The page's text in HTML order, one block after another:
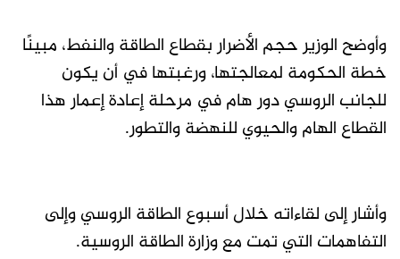
وأوضح الوزير حجم الأضرار بقطاع الطاقة والنفط، مبينًا
خطة الحكومة لمعالجتها، ورغبتها في أن يكون
للجانب الروسي دور هام في مرحلة إعادة إعمار هذا
القطاع الهام والحيوي للنهضة والتطور.
وأشار إلى لقاءاته خلال أسبوع الطاقة الروسي وإلى
التفاهمات التي تمت مع وزارة الطاقة الروسية.